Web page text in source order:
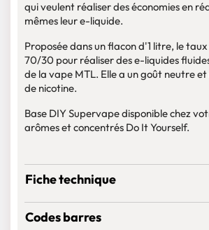
qui veulent réaliser des économies en
mêmes leur e-liquide.
Proposée dans un flacon d'1 litre, le
70/30 pour réaliser des e-liquides
de la vape MTL. Elle a un goût neutre
de nicotine.
Base DIY Supervape disponible chez
arômes et concentrés Do It Yourself.
Fiche technique
Codes barres